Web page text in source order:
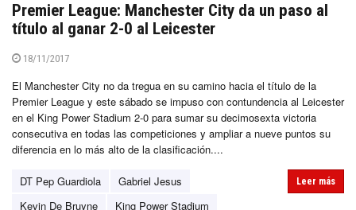
Premier League: Manchester City da un paso al
título al ganar 2-0 al Leicester
18/11/2017
El Manchester City no da tregua en su camino hacia el título de la
Premier League y este sábado se impuso con contundencia al Leicester
en el King Power Stadium 2-0 para sumar su decimosexta victoria
consecutiva en todas las competiciones y ampliar a nueve puntos su
diferencia en lo más alto de la clasificación....
DT Pep Guardiola
Gabriel Jesus
Kevin De Bruyne
King Power Stadium
Leer más